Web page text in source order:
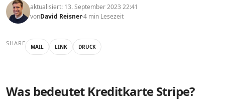
aktualisiert: 13. September 2023 22:41
vonDavid Reisner4 min Lesezeit
SHARE MAIL LINK DRUCK
Was bedeutet Kreditkarte Stripe?